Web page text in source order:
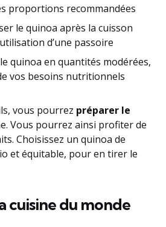
proportions recommandées
le quinoa après la cuisson
d’une passoire
quinoa en quantités modérées,
vos besoins nutritionnels
vous pourrez préparer le
Vous pourrez ainsi profiter de
Choisissez un quinoa de
et équitable, pour en tirer le
cuisine du monde